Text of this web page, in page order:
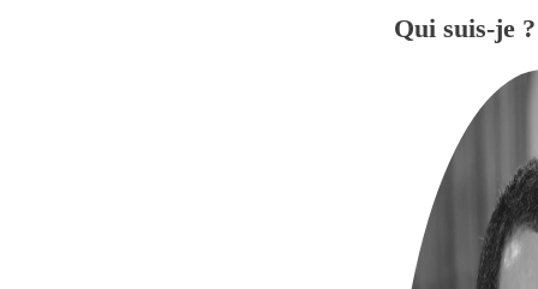
Qui suis-je ?